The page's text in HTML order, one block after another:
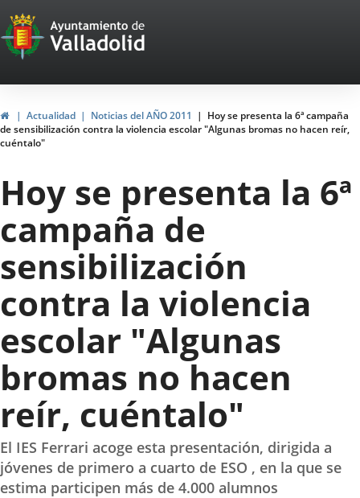
Portal
Web
del
Ayuntamiento
de
Valladolid
HomeActualidad Noticias del AÑO 2011
Hoy se presenta la 6ª campaña
de sensibilización contra la violencia escolar "Algunas bromas no hacen reír,
cuéntalo"
Hoy se presenta la 6ª
campaña de
sensibilización
contra la violencia
escolar "Algunas
bromas no hacen
reír, cuéntalo"
El IES Ferrari acoge esta presentación, dirigida a
jóvenes de primero a cuarto de ESO , en la que se
estima participen más de 4.000 alumnos